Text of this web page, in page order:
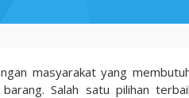
masyarakat yang
Salah satu pilihan